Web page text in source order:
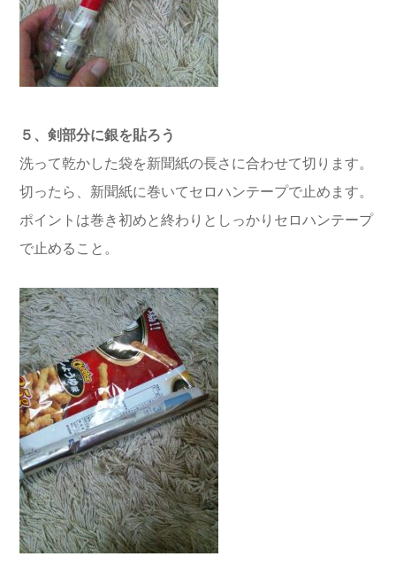
５、剣部分に銀を貼ろう
洗って乾かした袋を新聞紙の長さに合わせて切ります。
切ったら、新聞紙に巻いてセロハンテープで止めます。
ポイントは巻き初めと終わりとしっかりセロハンテープ
で止めること。